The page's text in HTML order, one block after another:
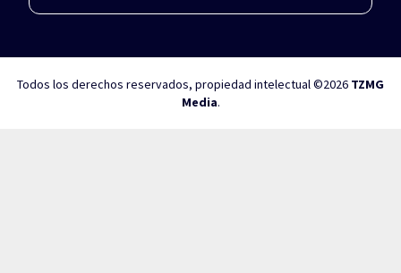
Todos los derechos reservados, propiedad intelectual ©2026 TZMG
Media.